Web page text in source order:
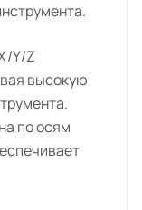
Y/Z
высокую
по осям